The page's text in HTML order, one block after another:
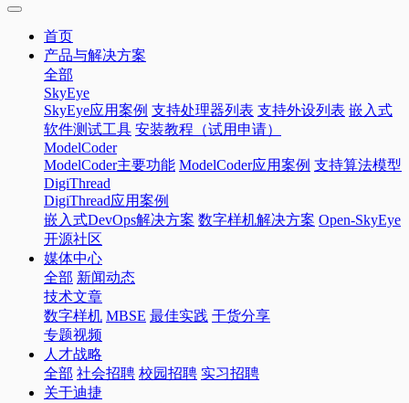
首页
产品与解决方案
全部
SkyEye
SkyEye应用案例 支持处理器列表 支持外设列表 嵌入式
软件测试工具 安装教程（试用申请）
ModelCoder
ModelCoder主要功能 ModelCoder应用案例 支持算法模型
DigiThread
DigiThread应用案例
嵌入式DevOps解决方案 数字样机解决方案 Open-SkyEye
开源社区
媒体中心
全部 新闻动态
技术文章
数字样机 MBSE 最佳实践 干货分享
专题视频
人才战略
全部 社会招聘 校园招聘 实习招聘
关于迪捷